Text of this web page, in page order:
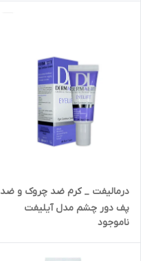
درمالیفت _ کرم ضد چروک و ضد
پف دور چشم مدل آیلیفت
ناموجود